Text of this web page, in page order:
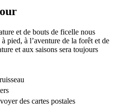
et de bouts de ficelle nous
pied, à l’aventure de la forêt et de
et aux saisons sera toujours
des cartes postales